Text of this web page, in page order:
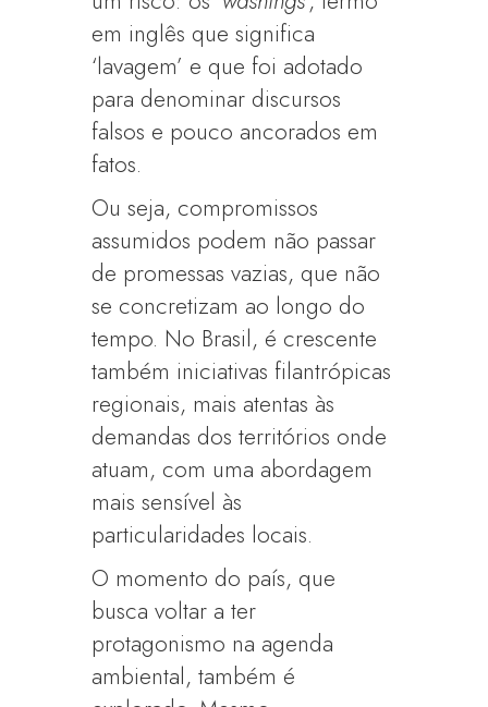
em inglês que significa
‘lavagem’ e que foi adotado
para denominar discursos
falsos e pouco ancorados em
fatos.
Ou seja, compromissos
assumidos podem não passar
de promessas vazias, que não
se concretizam ao longo do
tempo. No Brasil, é crescente
também iniciativas filantrópicas
regionais, mais atentas às
demandas dos territórios onde
atuam, com uma abordagem
mais sensível às
particularidades locais.
O momento do país, que
busca voltar a ter
protagonismo na agenda
ambiental, também é